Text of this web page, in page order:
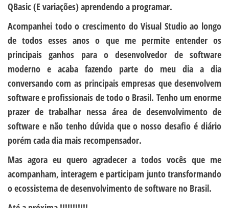
QBasic (E variações) aprendendo a programar.
Acompanhei todo o crescimento do Visual Studio ao longo
de todos esses anos o que me permite entender os
principais ganhos para o desenvolvedor de software
moderno e acaba fazendo parte do meu dia a dia
conversando com as principais empresas que desenvolvem
software e profissionais de todo o Brasil. Tenho um enorme
prazer de trabalhar nessa área de desenvolvimento de
software e não tenho dúvida que o nosso desafio é diário
porém cada dia mais recompensador.
Mas agora eu quero agradecer a todos vocês que me
acompanham, interagem e participam junto transformando
o ecossistema de desenvolvimento de software no Brasil.